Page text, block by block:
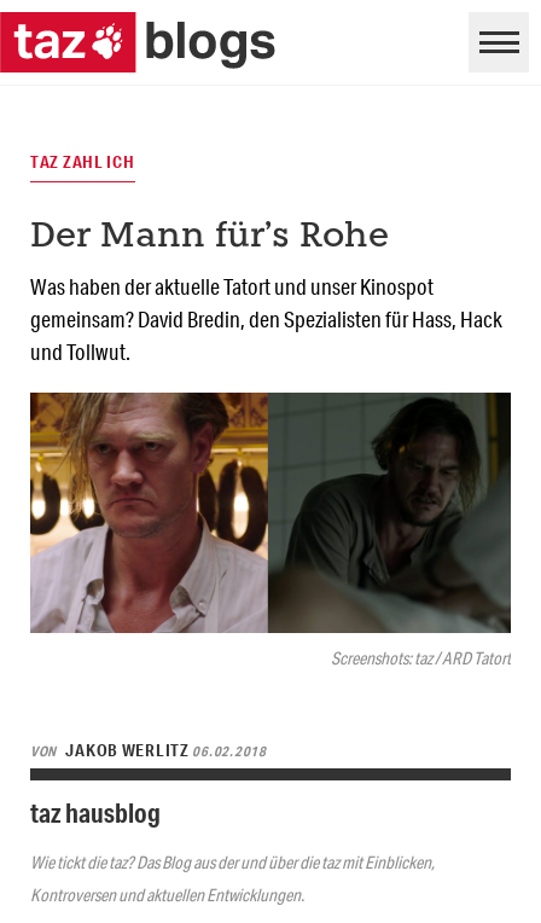
Screenshots: taz / ARD Tatort
TAZ ZAHL ICH
Der Mann für’s Rohe
Was haben der aktuelle Tatort und unser Kinospot
gemeinsam? David Bredin, den Spezialisten für Hass, Hack
und Tollwut.
VON JAKOB WERLITZ 06.02.2018
taz hausblog
Wie tickt die taz? Das Blog aus der und über die taz mit Einblicken,
Kontroversen und aktuellen Entwicklungen.